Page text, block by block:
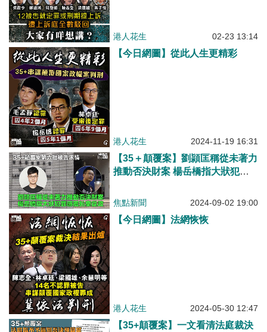
港人花生 02-23 13:14
【今日網圖】從此人生更精彩
港人花生 2024-11-19 16:31
【35＋顛覆案】劉頴匡稱從未著力
推動否決財案 楊岳橋指大狀犯罪
焦點新聞 2024-09-02 19:00
【今日網圖】法網恢恢
港人花生 2024-05-30 12:47
【35+顛覆案】一文看清法庭裁決